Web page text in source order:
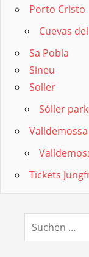
Porto Cristo
Cuevas
Sa Pobla
Sineu
Soller
Sóller
Valldemossa
Tickets